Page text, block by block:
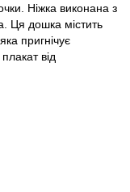
Ніжка виконана з
Ця дошка містить
пригнічує
від